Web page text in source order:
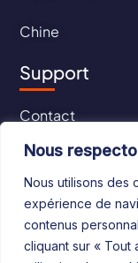
Nous
Nous utilisons des
expérience de
contenus
cliquant sur « Tout
Chine
Support
Contact
CGU
CGV